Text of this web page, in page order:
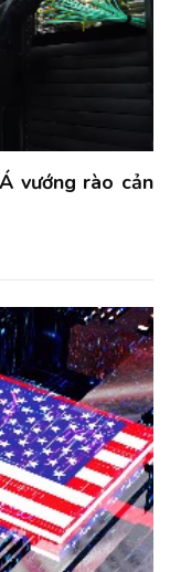
vướng rào cản